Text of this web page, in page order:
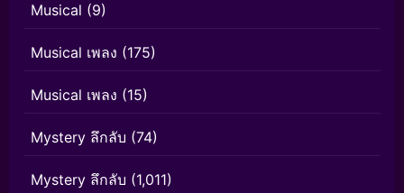
Musical (9)
Musical เพลง (175)
Musical เพลง (15)
Mystery ลึกลับ (74)
Mystery ลึกลับ (1,011)